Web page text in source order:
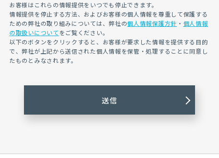
お客様はこれらの情報提供をいつでも停止できます。
情報提供を停止する方法、およびお客様の個人情報を尊重して保護する
ための弊社の取り組みについては、弊社の個人情報保護方針 ・ 個人情報
の取扱いについてをご覧ください。
以下のボタンをクリックすると、お客様が要求した情報を提供する目的
で、弊社が上記から送信された個人情報を保管・処理することに同意し
たものとみなされます。